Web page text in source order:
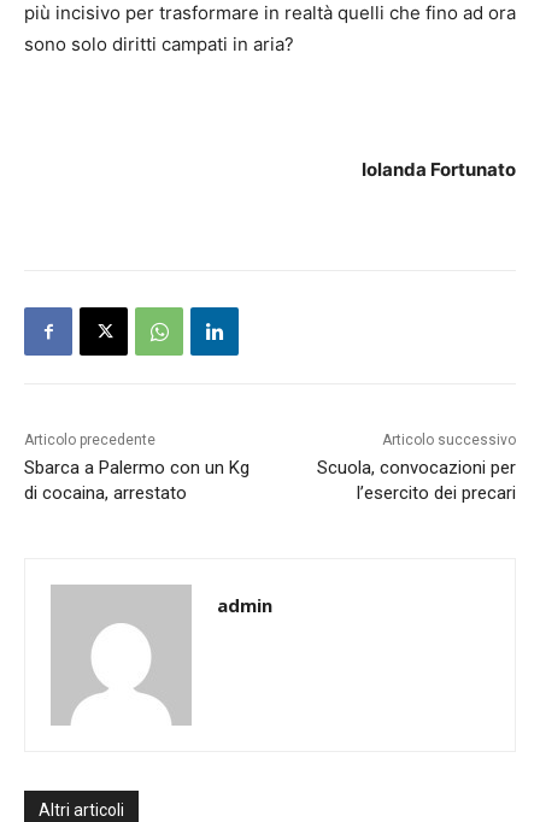
più incisivo per trasformare in realtà quelli che fino ad ora
sono solo diritti campati in aria?
Iolanda Fortunato
Articolo precedente
Sbarca a Palermo con un Kg
di cocaina, arrestato
Articolo successivo
Scuola, convocazioni per
l’esercito dei precari
admin
Altri articoli